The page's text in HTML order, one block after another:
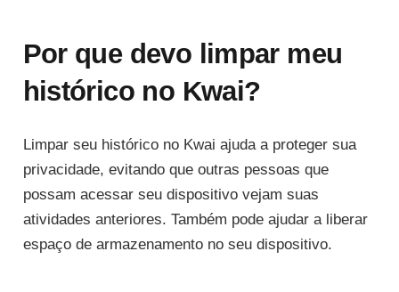
Por que devo limpar meu
histórico no Kwai?
Limpar seu histórico no Kwai ajuda a proteger sua
privacidade, evitando que outras pessoas que
possam acessar seu dispositivo vejam suas
atividades anteriores. Também pode ajudar a liberar
espaço de armazenamento no seu dispositivo.